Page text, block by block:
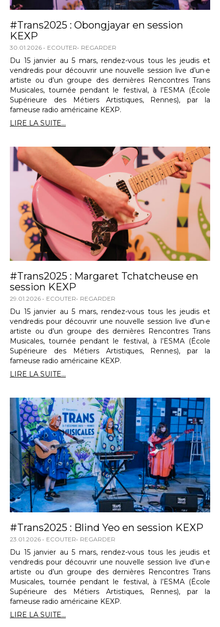
#Trans2025 : Obongjayar en session
KEXP
30.01.2026 ECOUTER REGARDER
Du 15 janvier au 5 mars, rendez-vous tous les jeudis et
vendredis pour découvrir une nouvelle session live d’un·e
artiste ou d’un groupe des dernières Rencontres Trans
Musicales, tournée pendant le festival, à l’ESMA (École
Supérieure des Métiers Artistiques, Rennes), par la
fameuse radio américaine KEXP.
LIRE LA SUITE...
#Trans2025 : Margaret Tchatcheuse en
session KEXP
29.01.2026 ECOUTER REGARDER
Du 15 janvier au 5 mars, rendez-vous tous les jeudis et
vendredis pour découvrir une nouvelle session live d’un·e
artiste ou d’un groupe des dernières Rencontres Trans
Musicales, tournée pendant le festival, à l’ESMA (École
Supérieure des Métiers Artistiques, Rennes), par la
fameuse radio américaine KEXP.
LIRE LA SUITE...
#Trans2025 : Blind Yeo en session KEXP
23.01.2026 ECOUTER REGARDER
Du 15 janvier au 5 mars, rendez-vous tous les jeudis et
vendredis pour découvrir une nouvelle session live d’un·e
artiste ou d’un groupe des dernières Rencontres Trans
Musicales, tournée pendant le festival, à l’ESMA (École
Supérieure des Métiers Artistiques, Rennes), par la
fameuse radio américaine KEXP.
LIRE LA SUITE...